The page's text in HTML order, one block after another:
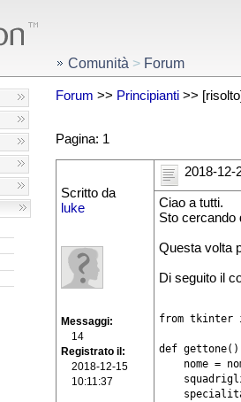
Comunità > Forum
Forum >> Principianti>>
Pagina: 1
Scritto da
luke
Messaggi
14
Registrato il
2018-12-15
10:11:37
2018-12-
Ciao a tutti.
Sto cercando
Questa volta
Di seguito il
from tkinter
def
nome =